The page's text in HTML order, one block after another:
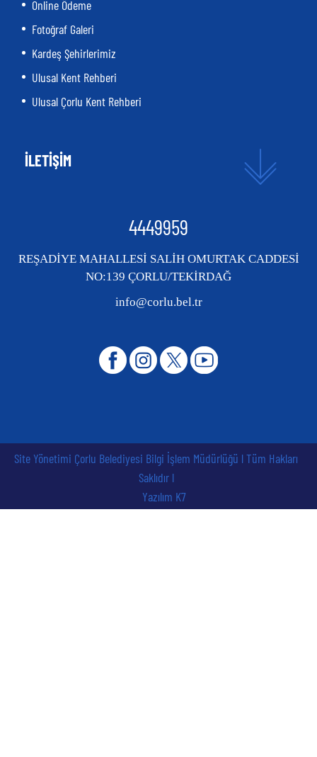
Online Ödeme
Fotoğraf Galeri
Kardeş Şehirlerimiz
Ulusal Kent Rehberi
Ulusal Çorlu Kent Rehberi
İLETİŞİM
4449959
REŞADİYE MAHALLESİ SALİH OMURTAK CADDESİ
NO:139 ÇORLU/TEKİRDAĞ
info@corlu.bel.tr
Site Yönetimi Çorlu Belediyesi Bilgi İşlem Müdürlüğü l Tüm Hakları
Saklıdır l
Yazılım K7